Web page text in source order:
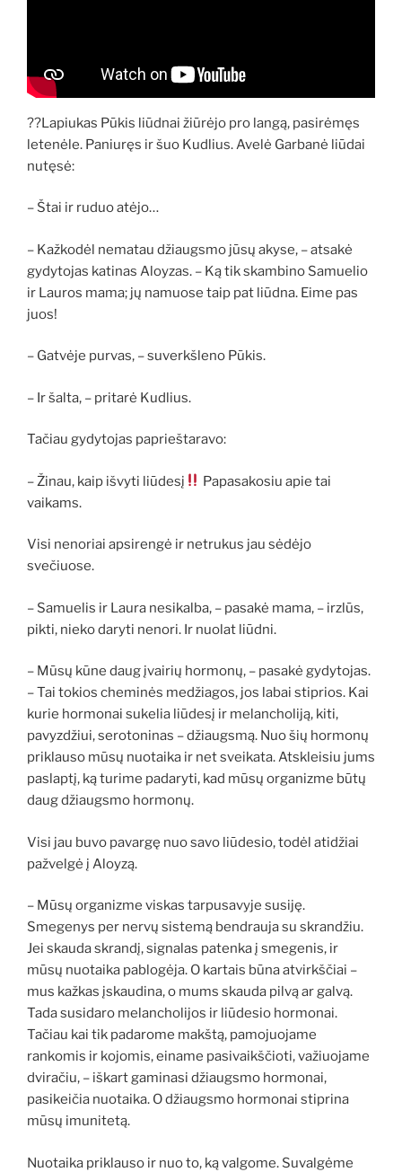
??Lapiukas Pūkis liūdnai žiūrėjo pro langą, pasirėmęs
letenėle. Paniuręs ir šuo Kudlius. Avelė Garbanė liūdai
nutęsė:
– Štai ir ruduo atėjo…
– Kažkodėl nematau džiaugsmo jūsų akyse, – atsakė
gydytojas katinas Aloyzas. – Ką tik skambino Samuelio
ir Lauros mama; jų ​​namuose taip pat liūdna. Eime pas
juos!
– Gatvėje purvas, – suverkšleno Pūkis.
– Ir šalta, – pritarė Kudlius.
Tačiau gydytojas paprieštaravo:
– Žinau, kaip išvyti liūdesį
Papasakosiu apie tai
vaikams.
Visi nenoriai apsirengė ir netrukus jau sėdėjo
svečiuose.
– Samuelis ir Laura nesikalba, – pasakė mama, – irzlūs,
pikti, nieko daryti nenori. Ir nuolat liūdni.
– Mūsų kūne daug įvairių hormonų, – pasakė gydytojas.
– Tai tokios cheminės medžiagos, jos labai stiprios. Kai
kurie hormonai sukelia liūdesį ir melancholiją, kiti,
pavyzdžiui, serotoninas – džiaugsmą. Nuo šių hormonų
priklauso mūsų nuotaika ir net sveikata. Atskleisiu jums
paslaptį, ką turime padaryti, kad mūsų organizme būtų
daug džiaugsmo hormonų.
Visi jau buvo pavargę nuo savo liūdesio, todėl atidžiai
pažvelgė į Aloyzą.
– Mūsų organizme viskas tarpusavyje susiję.
Smegenys per nervų sistemą bendrauja su skrandžiu.
Jei skauda skrandį, signalas patenka į smegenis, ir
mūsų nuotaika pablogėja. O kartais būna atvirkščiai –
mus kažkas įskaudina, o mums skauda pilvą ar galvą.
Tada susidaro melancholijos ir liūdesio hormonai.
Tačiau kai tik padarome makštą, pamojuojame
rankomis ir kojomis, einame pasivaikščioti, važiuojame
dviračiu, – iškart gaminasi džiaugsmo hormonai,
pasikeičia nuotaika. O džiaugsmo hormonai stiprina
mūsų imunitetą.
Nuotaika priklauso ir nuo to, ką valgome. Suvalgėme